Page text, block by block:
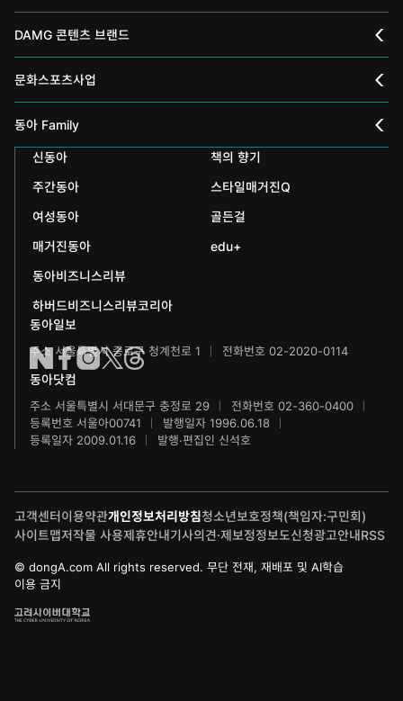
DAMG 콘텐츠 브랜드
채널A
스포츠동아
어린이동아
에듀동아
어린이과학동아
수학동아
어린이수학동아
IT동아
문화스포츠사업
동아 신춘문예
동아국악콩쿠르
동아뮤지컬콩쿠르
동아무용콩쿠르
동아주니어음악콩쿠르
동아주니어국악콩쿠르
동아마라톤
동아연극상
제주 국제사진공모전
동아 Family
인촌기념회
신문박물관
화정평화재단
하서학술재단
신동아
책의 향기
주간동아
스타일매거진Q
여성동아
골든걸
매거진동아
edu+
동아비즈니스리뷰
하버드비즈니스리뷰코리아
동아일보
주소 서울특별시 종로구 청계천로 1 전화번호 02-2020-0114
동아닷컴
주소 서울특별시 서대문구 충정로 29
전화번호 02-360-0400
등록번호 서울아00741
발행일자 1996.06.18
등록일자 2009.01.16
발행·편집인 신석호
고객센터이용약관개인정보처리방침청소년보호정책(책임자:구민회)
사이트맵저작물 사용제휴안내기사의견·제보정정보도신청광고안내RSS
© dongA.com All rights reserved. 무단 전재, 재배포 및 AI학습
이용 금지